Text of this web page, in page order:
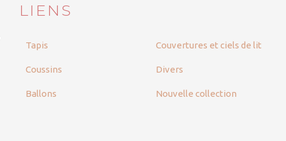
LIENS
Tapis
Coussins
Ballons
Couvertures et ciels de lit
Divers
Nouvelle collection